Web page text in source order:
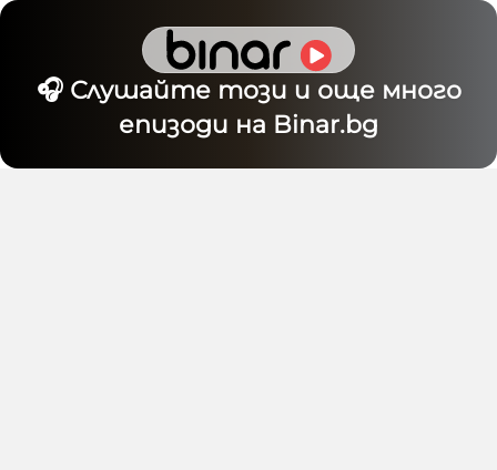
🎧 Слушайте този и още много
епизоди на Binar.bg